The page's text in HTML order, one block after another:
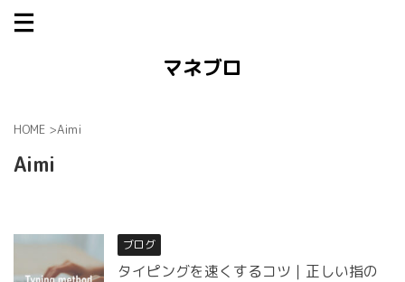
マネブロ
HOME >Aimi
Aimi
ブログ
タイピングを速くするコツ｜正しい指の